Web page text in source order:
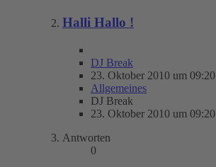
Halli Hallo !
DJ Break
23. Oktober 2010 um 09:20
Allgemeines
DJ Break
23. Oktober 2010 um 09:20
Antworten
0